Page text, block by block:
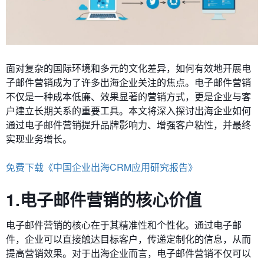
面对复杂的国际环境和多元的文化差异，如何有效地开展电
子邮件营销成为了许多出海企业关注的焦点。电子邮件营销
不仅是一种成本低廉、效果显著的营销方式，更是企业与客
户建立长期关系的重要工具。本文将深入探讨出海企业如何
通过电子邮件营销提升品牌影响力、增强客户粘性，并最终
实现业务增长。
免费下载《中国企业出海CRM应用研究报告》
1.电子邮件营销的核心价值
电子邮件营销的核心在于其精准性和个性化。通过电子邮
件，企业可以直接触达目标客户，传递定制化的信息，从而
提高营销效果。对于出海企业而言，电子邮件营销不仅可以